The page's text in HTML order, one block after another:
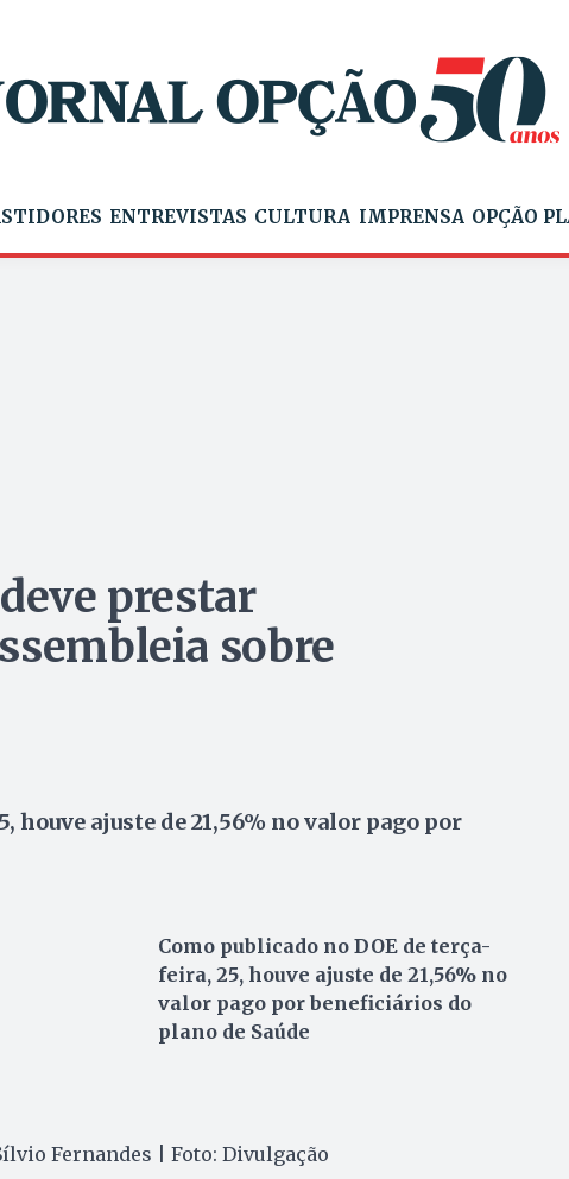
ENTREVISTAS CULTURA IMPRENSA OPÇÃO
prestar
sobre
houve ajuste de 21,56% no valor pago por
Como publicado no DOE de terça-
feira, 25, houve ajuste de 21,56% no
valor pago por beneficiários do
plano de Saúde
Fernandes | Foto: Divulgação